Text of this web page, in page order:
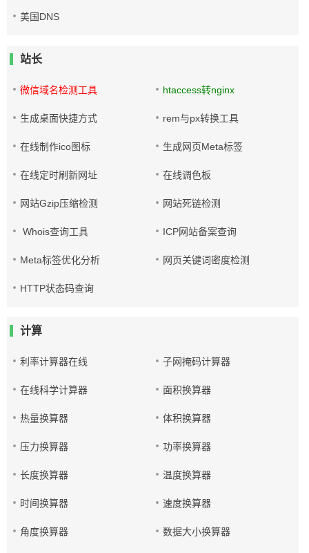
美国DNS
站长
微信域名检测工具 htaccess转nginx
生成桌面快捷方式 rem与px转换工具
在线制作ico图标 生成网页Meta标签
在线定时刷新网址 在线调色板
网站Gzip压缩检测 网站死链检测
Whois查询工具 ICP网站备案查询
Meta标签优化分析 网页关键词密度检测
HTTP状态码查询
计算
利率计算器在线 子网掩码计算器
在线科学计算器 面积换算器
热量换算器 体积换算器
压力换算器 功率换算器
长度换算器 温度换算器
时间换算器 速度换算器
角度换算器 数据大小换算器